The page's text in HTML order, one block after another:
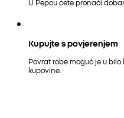
U Pepcu ćete pronaći
Kupujte s povjerenjem
Povrat robe moguć je u
kupovine.